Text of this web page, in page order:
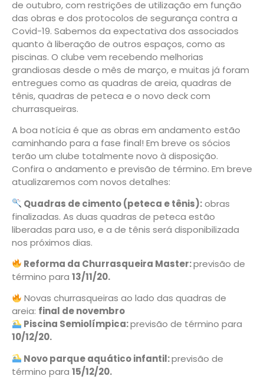
de outubro, com restrições de utilização em função
das obras e dos protocolos de segurança contra a
Covid-19. Sabemos da expectativa dos associados
quanto à liberação de outros espaços, como as
piscinas. O clube vem recebendo melhorias
grandiosas desde o mês de março, e muitas já foram
entregues como as quadras de areia, quadras de
tênis, quadras de peteca e o novo deck com
churrasqueiras.
A boa notícia é que as obras em andamento estão
caminhando para a fase final! Em breve os sócios
terão um clube totalmente novo à disposição.
Confira o andamento e previsão de término. Em breve
atualizaremos com novos detalhes:
Quadras de cimento (peteca e tênis):obras
finalizadas. As duas quadras de peteca estão
liberadas para uso, e a de tênis será disponibilizada
nos próximos dias.
Reforma da Churrasqueira Master:previsão de
término para 13/11/20.
Novas churrasqueiras ao lado das quadras de
areia: final de novembro
Piscina Semiolímpica:previsão de término para
10/12/20.
Novo parque aquático infantil:previsão de
término para 15/12/20.